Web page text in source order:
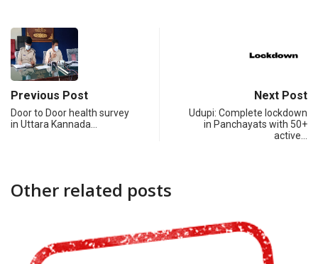
Previous Post
Door to Door health survey
in Uttara Kannada…
Next Post
Udupi: Complete lockdown
in Panchayats with 50+
active…
Other related posts